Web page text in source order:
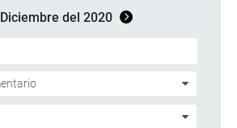
Diciembre del 2020